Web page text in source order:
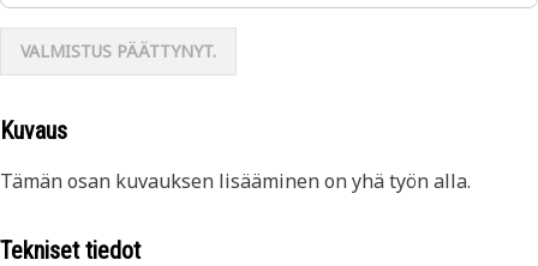
VALMISTUS PÄÄTTYNYT.
Kuvaus
Tämän osan kuvauksen lisääminen on yhä työn alla.
Tekniset tiedot